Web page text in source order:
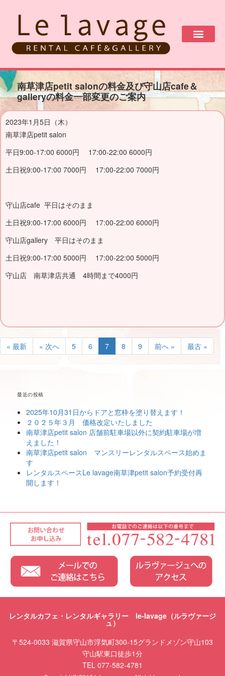
南草津店petit salonの料金及び守山店cafe＆
galleryの料金一部変更のご案内
2023年1月5日（木）
南草津店petit salon
平日9:00-17:00 6000円 17:00-22:00 6000円
土日祝9:00-17:00 7000円 17:00-22:00 7000円
守山店cafe 平日はそのまま
土日祝9:00-17:00 6000円 17:00-22:00 6000円
守山店gallery 平日はそのまま
土日祝9:00-17:00 5000円 17:00-22:00 5000円
守山店 南草津店共通 4時間まで4000円
« 最新 « 次へ 5 6 7 8 9 前へ » 最古 »
最近の投稿
2025年10月31日からドアと窓枠を塗り替えます！
２０２５年３月 価格改定いたしました
南草津店petit salon 店舗前駐車場以外に契約駐車場が増
えました！
南草津店petit salon マンスリーレンタルスペース始めま
す
レンタルスペースLe lavage南草津petit salon予約受付再
開します！
レンタルカフェ・レンタルギャラリー le-lavage（ルラヴァージ
ュ）
〒524-0033 滋賀県守山市浮気町300-15グランドメゾン守山103
守山駅東口徒歩1分
TEL 077-582-4781